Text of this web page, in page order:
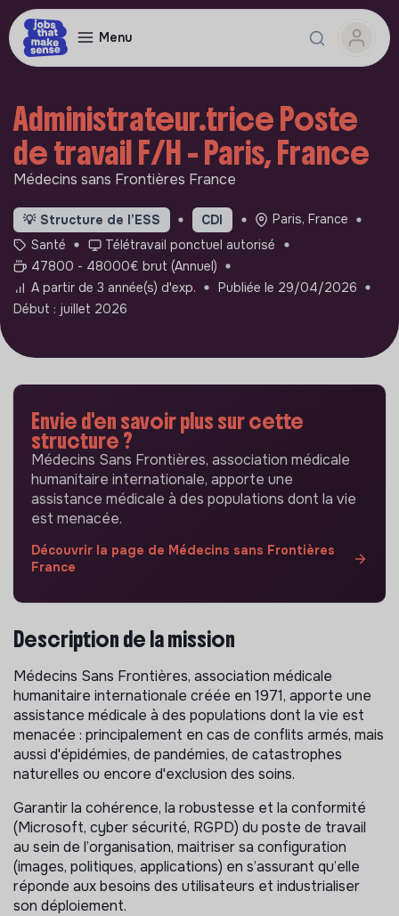
Menu
Administrateur.trice Poste
de travail F/H - Paris, France
Médecins sans Frontières France
💡 Structure de l’ESS CDI
Paris, France
Santé
Télétravail ponctuel autorisé
47800 - 48000€ brut (Annuel)
A partir de 3 année(s) d'exp.
Publiée le 29/04/2026
Début : juillet 2026
Envie d'en savoir plus sur cette
structure ?
Médecins Sans Frontières, association médicale
humanitaire internationale, apporte une
assistance médicale à des populations dont la vie
est menacée.
Découvrir la page de Médecins sans Frontières
France
Description de la mission
Médecins Sans Frontières, association médicale
humanitaire internationale créée en 1971, apporte une
assistance médicale à des populations dont la vie est
menacée : principalement en cas de conflits armés, mais
aussi d'épidémies, de pandémies, de catastrophes
naturelles ou encore d'exclusion des soins.
Garantir la cohérence, la robustesse et la conformité
(Microsoft, cyber sécurité, RGPD) du poste de travail
au sein de l’organisation, maitriser sa configuration
(images, politiques, applications) en s’assurant qu’elle
réponde aux besoins des utilisateurs et industrialiser
son déploiement.